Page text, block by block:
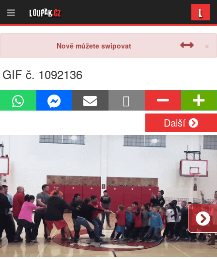
Loupak.cz L
×
Nově můžete swipovat
GIF č. 1092136
Další